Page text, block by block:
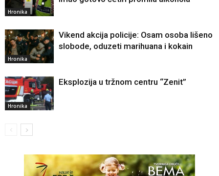
Hronika
Hronika
Vikend akcija policije: Osam osoba lišeno
slobode, oduzeti marihuana i kokain
Hronika
Eksplozija u tržnom centru “Zenit”